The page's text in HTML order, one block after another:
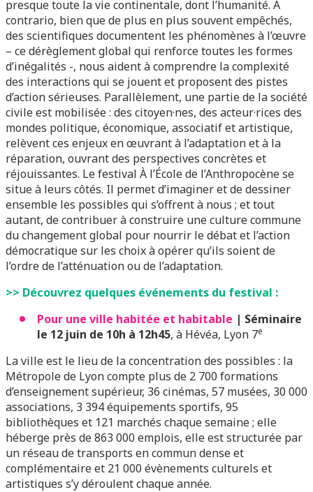
presque toute la vie continentale, dont l’humanité. A
contrario, bien que de plus en plus souvent empêchés,
des scientifiques documentent les phénomènes à l’œuvre
– ce dérèglement global qui renforce toutes les formes
d’inégalités -, nous aident à comprendre la complexité
des interactions qui se jouent et proposent des pistes
d’action sérieuses. Parallèlement, une partie de la société
civile est mobilisée : des citoyen·nes, des acteur·rices des
mondes politique, économique, associatif et artistique,
relèvent ces enjeux en œuvrant à l’adaptation et à la
réparation, ouvrant des perspectives concrètes et
réjouissantes. Le festival À l’École de l’Anthropocène se
situe à leurs côtés. Il permet d’imaginer et de dessiner
ensemble les possibles qui s’offrent à nous ; et tout
autant, de contribuer à construire une culture commune
du changement global pour nourrir le débat et l’action
démocratique sur les choix à opérer qu’ils soient de
l’ordre de l’atténuation ou de l’adaptation.
>> Découvrez quelques événements du festival :
Pour une ville habitée et habitable | Séminaire
le 12 juin de 10h à 12h45, à Hévéa, Lyon 7e
La ville est le lieu de la concentration des possibles : la
Métropole de Lyon compte plus de 2 700 formations
d’enseignement supérieur, 36 cinémas, 57 musées, 30 000
associations, 3 394 équipements sportifs, 95
bibliothèques et 121 marchés chaque semaine ; elle
héberge près de 863 000 emplois, elle est structurée par
un réseau de transports en commun dense et
complémentaire et 21 000 évènements culturels et
artistiques s’y déroulent chaque année.